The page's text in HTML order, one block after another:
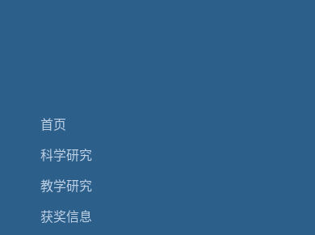
首页
科学研究
教学研究
获奖信息